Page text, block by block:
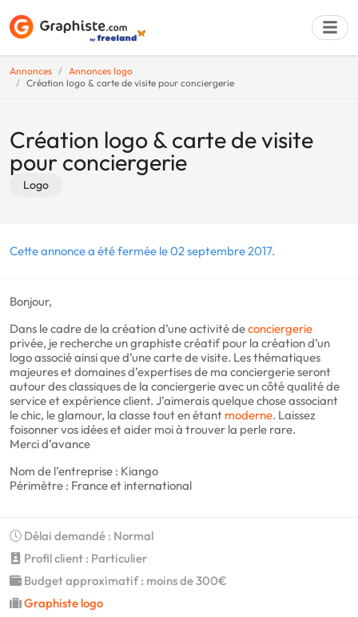
Annonces
Annonces logo
Création logo & carte de visite pour conciergerie
Création logo & carte de visite
pour conciergerie
Logo
Cette annonce a été fermée le 02 septembre 2017.
Bonjour,
Dans le cadre de la création d’une activité deconciergerie
privée, je recherche un graphiste créatif pour la création d’un
logo associé ainsi que d’une carte de visite. Les thématiques
majeures et domaines d’expertises de ma conciergerie seront
autour des classiques de la conciergerie avec un côté qualité de
service et expérience client. J’aimerais quelque chose associant
le chic, le glamour, la classe tout en étant moderne. Laissez
foisonner vos idées et aider moi à trouver la perle rare.
Merci d’avance
Nom de l’entreprise : Kiango
Périmètre : France et international
Délai demandé : Normal
Profil client : Particulier
Budget approximatif : moins de 300€
Graphiste logo